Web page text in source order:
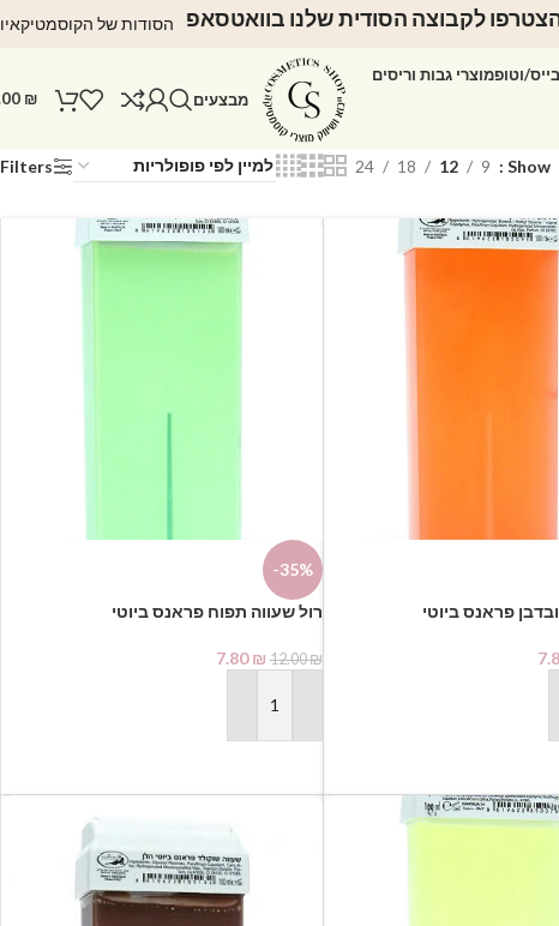
לקבוצה הסודית שלנו בוואטסאפ הסודות של
וטופמוצרי גבות וריסים
מבצעים ₪
Show
9
12
18
24
Filters
-35%
12.00₪
7.80₪
הוספה לסל